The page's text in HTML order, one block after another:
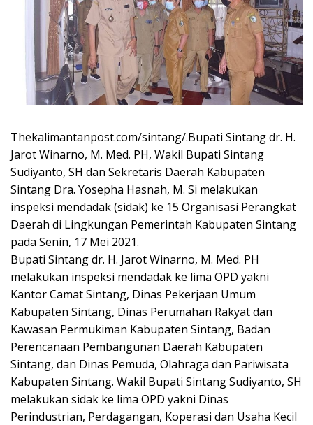
Thekalimantanpost.com/sintang/.Bupati Sintang dr. H.
Jarot Winarno, M. Med. PH, Wakil Bupati Sintang
Sudiyanto, SH dan Sekretaris Daerah Kabupaten
Sintang Dra. Yosepha Hasnah, M. Si melakukan
inspeksi mendadak (sidak) ke 15 Organisasi Perangkat
Daerah di Lingkungan Pemerintah Kabupaten Sintang
pada Senin, 17 Mei 2021.
Bupati Sintang dr. H. Jarot Winarno, M. Med. PH
melakukan inspeksi mendadak ke lima OPD yakni
Kantor Camat Sintang, Dinas Pekerjaan Umum
Kabupaten Sintang, Dinas Perumahan Rakyat dan
Kawasan Permukiman Kabupaten Sintang, Badan
Perencanaan Pembangunan Daerah Kabupaten
Sintang, dan Dinas Pemuda, Olahraga dan Pariwisata
Kabupaten Sintang. Wakil Bupati Sintang Sudiyanto, SH
melakukan sidak ke lima OPD yakni Dinas
Perindustrian, Perdagangan, Koperasi dan Usaha Kecil